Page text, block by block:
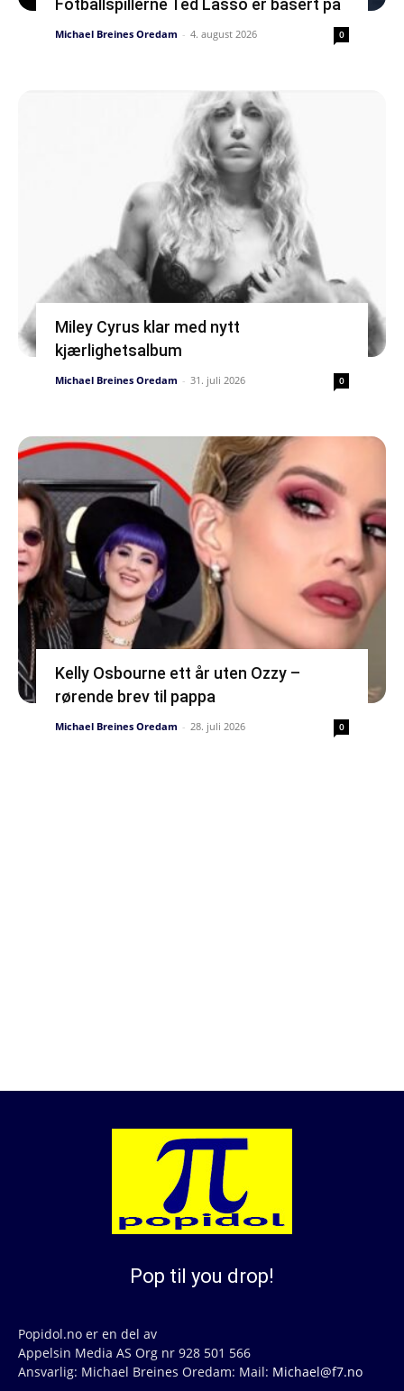
Fotballspillerne Ted Lasso er basert på
Michael Breines Oredam - 4. august 2026 0
Miley Cyrus klar med nytt
kjærlighetsalbum
Michael Breines Oredam - 31. juli 2026 0
Kelly Osbourne ett år uten Ozzy –
rørende brev til pappa
Michael Breines Oredam - 28. juli 2026 0
Pop til you drop!
Popidol.no er en del av
Appelsin Media AS Org nr 928 501 566
Ansvarlig: Michael Breines Oredam: Mail: Michael@f7.no